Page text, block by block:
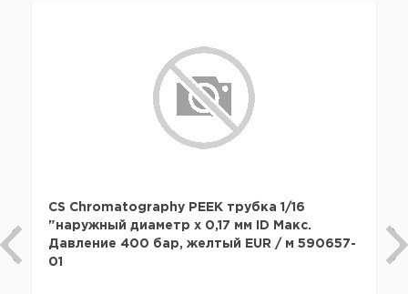
CS Chromatography PEEK трубка 1/16
"наружный диаметр x 0,17 мм ID Макс.
Давление 400 бар, желтый EUR / м 590657-
01